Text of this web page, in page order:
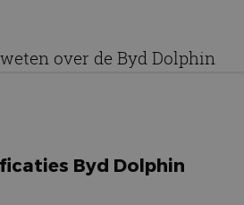
over de Byd Dolphin
Byd Dolphin